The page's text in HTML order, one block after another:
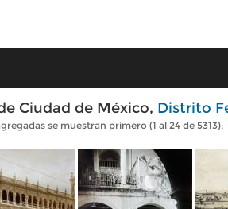
Ciudad de México, Distrito
se muestran primero (1 al 24 de 5313):